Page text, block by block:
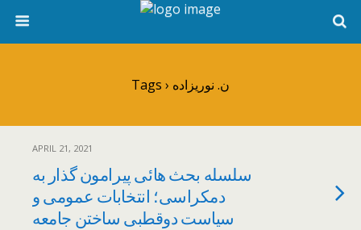
Tags › ن. نوریزاده
APRIL 21, 2021
سلسله بحث هائی پیرامون گذار به
دمکراسی؛ انتخابات عمومی و
سیاست دوقطبی ساختن جامعه